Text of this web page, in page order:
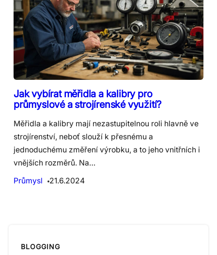
Jak vybírat měřidla a kalibry pro
průmyslové a strojírenské využití?
Měřidla a kalibry mají nezastupitelnou roli hlavně ve
strojírenství, neboť slouží k přesnému a
jednoduchému změření výrobku, a to jeho vnitřních i
vnějších rozměrů. Na…
Průmysl
21.6.2024
BLOGGING